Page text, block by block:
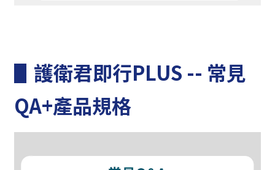
▋護衛君即行PLUS -- 常見
QA+產品規格